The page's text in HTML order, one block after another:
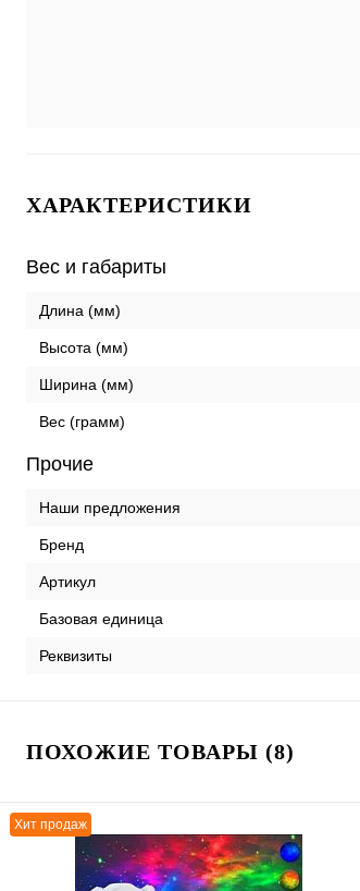
ХАРАКТЕРИСТИКИ
Вес и габариты
Длина (мм)
Высота (мм)
Ширина (мм)
Вес (грамм)
Прочие
Наши предложения
Бренд
Артикул
Базовая единица
Реквизиты
ПОХОЖИЕ ТОВАРЫ (8)
Хит продаж